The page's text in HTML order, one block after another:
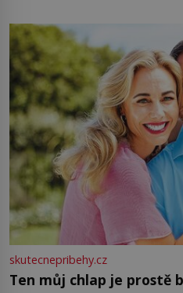
můžete obohatit své rituály a
větší harmonii a klid. Je
skutecnepribehy.cz
Ten můj chlap je prostě